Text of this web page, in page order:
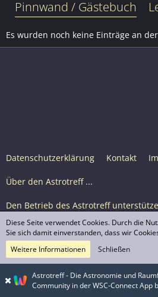
Pinnwand / Gästebuch
Es wurden noch keine Einträge an
Datenschutzerklärung Kontakt
Über den Astrotreff ...
Den Betrieb des Astrotreff
Nutzungsbedingungen
© Astrotreff 2001-
sofern für einzelne Inhalte nicht
Astrotreff - Die Astronomie und
Community in der WSC-Connect App
Diese Seite verwendet Cookies. Durch die
Sie sich damit einverstanden, dass wir
Weitere Informationen
Schließen